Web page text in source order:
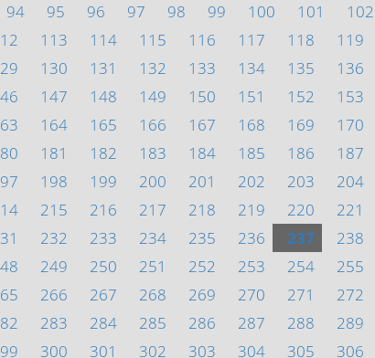
94 95 96 97 98 99 100 101 102
113 114 115 116 117 118 119
130 131 132 133 134 135 136
147 148 149 150 151 152 153
164 165 166 167 168 169 170
181 182 183 184 185 186 187
198 199 200 201 202 203 204
215 216 217 218 219 220 221
232 233 234 235 236 237 238
249 250 251 252 253 254 255
266 267 268 269 270 271 272
283 284 285 286 287 288 289
300 301 302 303 304 305 306